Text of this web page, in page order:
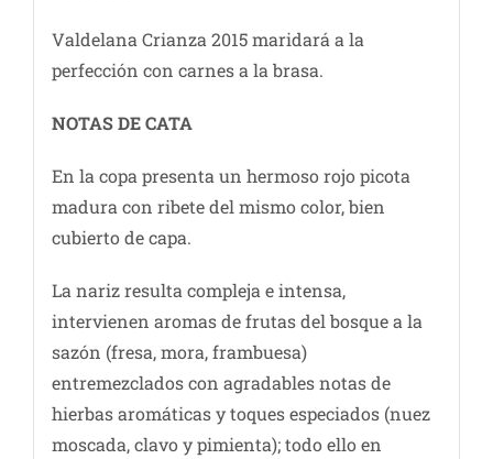
Valdelana Crianza 2015 maridará a la
perfección con carnes a la brasa.
NOTAS DE CATA
En la copa presenta un hermoso rojo picota
madura con ribete del mismo color, bien
cubierto de capa.
La nariz resulta compleja e intensa,
intervienen aromas de frutas del bosque a la
sazón (fresa, mora, frambuesa)
entremezclados con agradables notas de
hierbas aromáticas y toques especiados (nuez
moscada, clavo y pimienta); todo ello en